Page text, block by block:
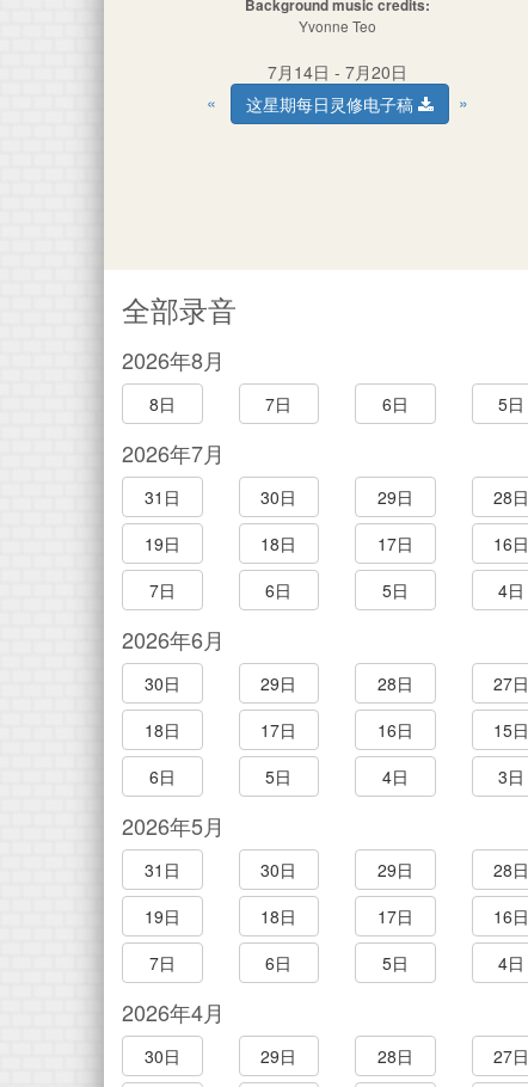
Background music credits:
Yvonne Teo
7月14日 - 7月20日
«
这星期每日灵修电子稿 »
全部录音
2026年8月
8日 7日 6日 5日
2026年7月
31日 30日 29日 28日
19日
18日 17日 16日
7日
6日 5日 4日
2026年6月
30日 29日 28日 27日
18日
17日 16日 15日
6日
5日 4日 3日
2026年5月
31日 30日 29日 28日
19日
18日 17日 16日
7日
6日 5日 4日
2026年4月
30日 29日 28日 27日